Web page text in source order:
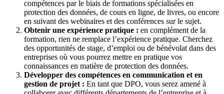
compétences par le biais de formations spécialisées en
protection des données, de cours en ligne, de livres, ou encore
en suivant des webinaires et des conférences sur le sujet.
Obtenir une expérience pratique : en complément de la
formation, rien ne remplace l’expérience pratique. Cherchez
des opportunités de stage, d’emploi ou de bénévolat dans des
entreprises où vous pourrez mettre en pratique vos
connaissances en matière de protection des données.
Développer des compétences en communication et en
gestion de projet : En tant que DPO, vous serez amené à